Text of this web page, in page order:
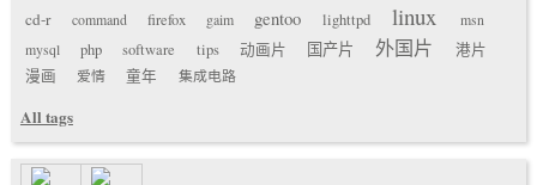
cd-r
command firefox gaim gentoo lighttpd linux
msn
mysql
php software tips 动画片 国产片 外国片
港片
漫画
爱情 童年 集成电路
All tags